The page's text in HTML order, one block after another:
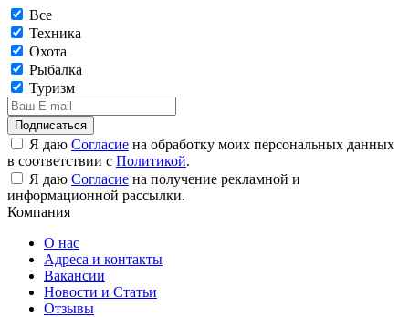
Все
Техника
Охота
Рыбалка
Туризм
Подписаться
Я даю Согласие на обработку моих персональных данных
в соответствии с Политикой.
Я даю Согласие на получение рекламной и
информационной рассылки.
Компания
О нас
Адреса и контакты
Вакансии
Новости и Статьи
Отзывы